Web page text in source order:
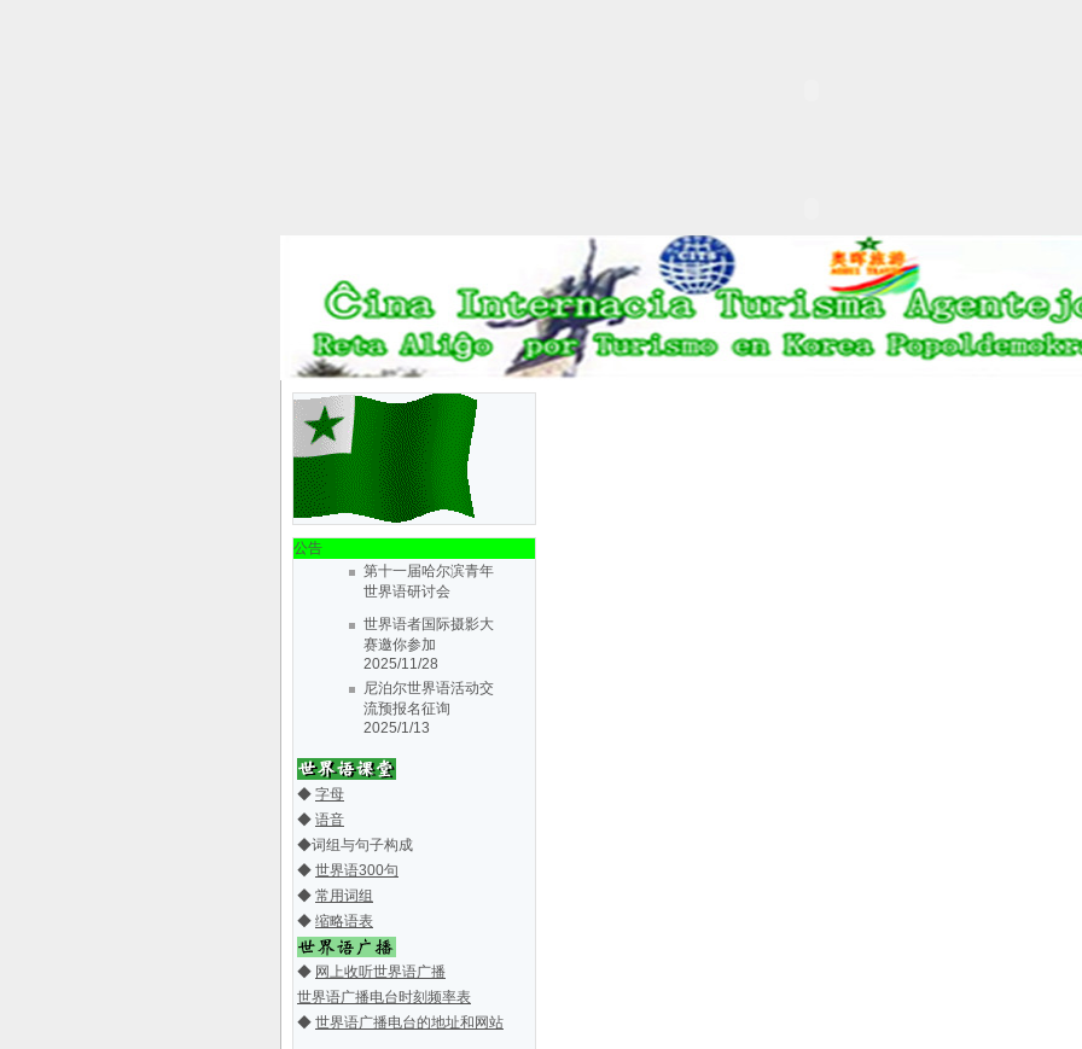
公告
世界语者国际摄影大
赛邀你参加
2025/11/28
尼泊尔世界语活动交
流预报名征询
2025/1/13
第十一届哈尔滨青年
世界语研讨会
2019/5/30
丹东世协第十届会大
会会议通知
第十届三省一区
（辽、吉、黑、
内..2018/3/28
会成立31周
年..2016/7/2
第八届中国东北三省
一区世界
语..
La 6-a Junula
Seminario
d..2014/2/25
La 5-a Junurala
Seminario
..2013/4/11
世界语者国际摄影大
赛邀你参加
2025/11/28
尼泊尔世界语活动交
流预报名征询
2025/1/13
世界语研讨会
2019/5/30
第十届三省一区
（辽、吉、黑、
内..
纪念丹东市世界语协
会成立31周
年.. 2016/7/2
第七届哈尔滨青年世
◆ 字母
◆ 语音
◆词组与句子构成
◆ 世界语300句
◆ 常用词组
◆ 缩略语表
◆ 网上收听世界语广播
世界语广播电台时刻频率表
◆ 世界语广播电台的地址和网站